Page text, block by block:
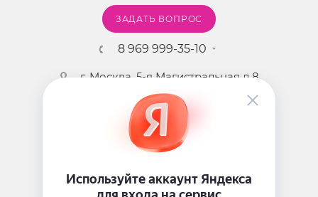
ЗАДАТЬ ВОПРОС
8 969 999-35-10
г. Москва, 5-я Магистральная д.8